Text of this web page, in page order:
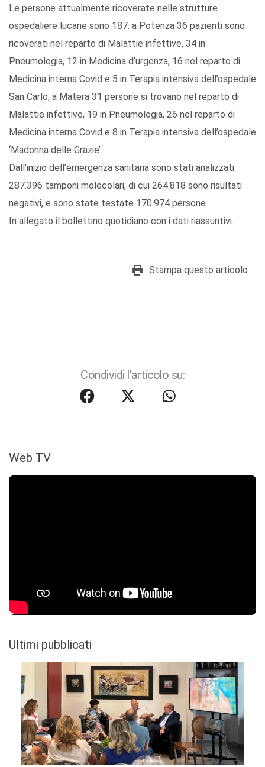
Le persone attualmente ricoverate nelle strutture
ospedaliere lucane sono 187: a Potenza 36 pazienti sono
ricoverati nel reparto di Malattie infettive, 34 in
Pneumologia, 12 in Medicina d’urgenza, 16 nel reparto di
Medicina interna Covid e 5 in Terapia intensiva dell’ospedale
San Carlo; a Matera 31 persone si trovano nel reparto di
Malattie infettive, 19 in Pneumologia, 26 nel reparto di
Medicina interna Covid e 8 in Terapia intensiva dell’ospedale
‘Madonna delle Grazie’.
Dall’inizio dell’emergenza sanitaria sono stati analizzati
287.396 tamponi molecolari, di cui 264.818 sono risultati
negativi, e sono state testate 170.974 persone.
In allegato il bollettino quotidiano con i dati riassuntivi.
Stampa questo articolo
Condividi l'articolo su:
Web TV
Ultimi pubblicati